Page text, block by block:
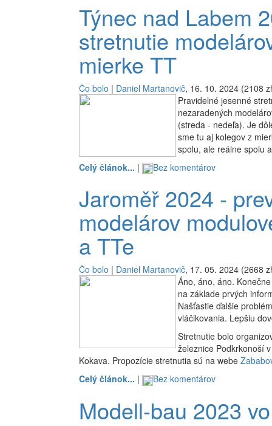
Týnec nad Labem
stretnutie
mierke TT
Čo bolo | Daniel Martanovič, 16. 10. 2024 (2108
Pravidelné jesenné
nezaradených
(streda - nedeľa). Je
sme tu aj kolegov z
spolu, ale reálne spolu
Celý článok... | Bez komentárov
Jaroměř 2024 -
modelárov
a TTe
Čo bolo | Daniel Martanovič, 17. 05. 2024 (2668
Áno, áno, áno.
na základe prvých
Našťastie ďalšie
vláčikovania. Lepšiu
Stretnutie bolo
železnice Podkrkonoší
Kokava. Propozície stretnutia sú na webe
Celý článok... | Bez komentárov
Modell-bau 2023